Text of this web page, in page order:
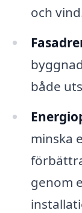
och
både
minska
genom